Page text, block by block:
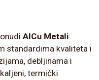
AlCu Metali
standardima kvaliteta i
debljinama i
termički